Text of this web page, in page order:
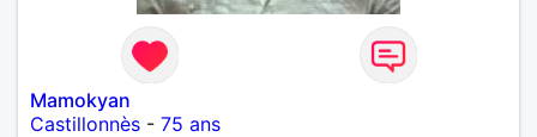
Mamokyan
Castillonnès - 75 ans